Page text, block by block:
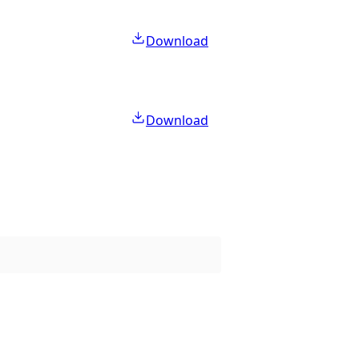
Download
Download